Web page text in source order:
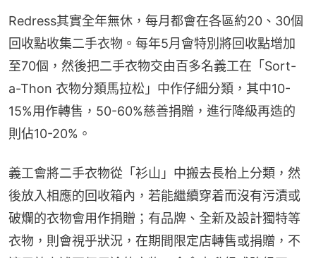
Redress其實全年無休，每月都會在各區約20、30個
回收點收集二手衣物。每年5月會特別將回收點增加
至70個，然後把二手衣物交由百多名義工在「Sort-
a-Thon 衣物分類馬拉松」中作仔細分類，其中10-
15%用作轉售，50-60%慈善捐贈，進行降級再造的
則佔10-20%。
義工會將二手衣物從「衫山」中搬去長枱上分類，然
後放入相應的回收箱內，若能繼續穿着而沒有污漬或
破爛的衣物會用作捐贈；有品牌、全新及設計獨特等
衣物，則會視乎狀況，在期間限定店轉售或捐贈，不